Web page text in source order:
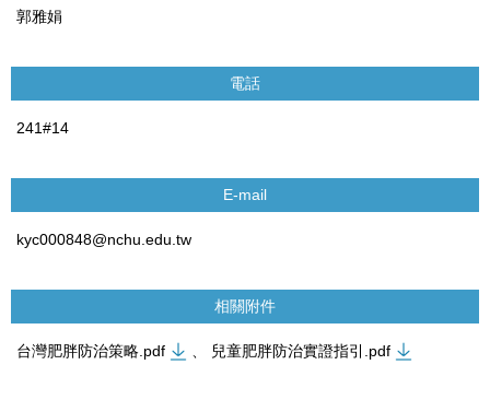
郭雅娟
電話
241#14
E-mail
kyc000848@nchu.edu.tw
相關附件
台灣肥胖防治策略.pdf 兒童肥胖防治實證指引.pdf